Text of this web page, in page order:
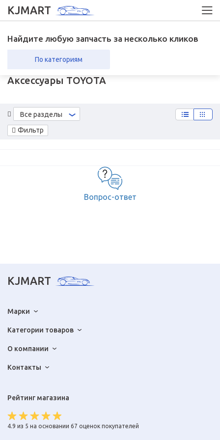
KJMART
Найдите любую запчасть за несколько кликов
По категориям
Аксессуары TOYOTA
Фильтр
Все разделы
Вопрос-ответ
KJMART
Марки
Категории товаров
О компании
Контакты
Рейтинг магазина
4.9 из 5 на основании 67 оценок покупателей